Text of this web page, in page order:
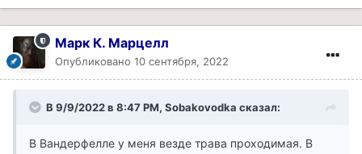
Марк К. Марцелл
Опубликовано 10 сентября, 2022
В 9/9/2022 в 8:47 PM, Sobakovodka сказал:
В Вандерфелле у меня везде трава проходимая. В